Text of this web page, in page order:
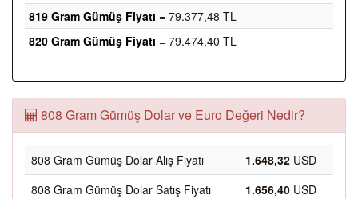
819 Gram Gümüş Fiyatı = 79.377,48 TL
820 Gram Gümüş Fiyatı = 79.474,40 TL
808 Gram Gümüş Dolar ve Euro Değeri Nedir?
808 Gram Gümüş Dolar Alış Fiyatı 1.648,32 USD
808 Gram Gümüş Dolar Satış Fiyatı
1.656,40 USD